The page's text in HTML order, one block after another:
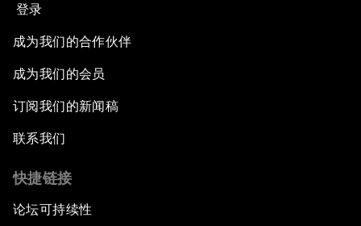
登录
成为我们的合作伙伴
成为我们的会员
订阅我们的新闻稿
联系我们
快捷链接
论坛可持续性